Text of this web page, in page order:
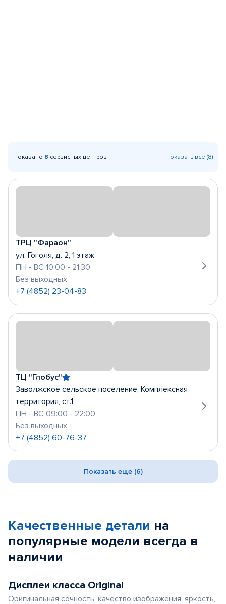
Показано 8 сервисных центров Показать все (8)
ТРЦ "Фараон"
ул. Гоголя, д. 2, 1 этаж
ПН - ВС 10:00 - 21:30
Без выходных
+7 (4852) 23-04-83
ТЦ "Глобус"
Заволжское сельское поселение, Комплексная
территория, ст.1
ПН - ВС 09:00 - 22:00
Без выходных
+7 (4852) 60-76-37
Показать еще (6)
Качественные детали на
популярные модели всегда в
наличии
Дисплеи класса Original
Оригинальная сочность, качество изображения, яркость,